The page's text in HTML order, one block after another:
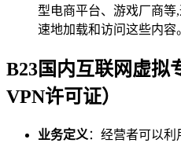
型电商平台、游戏厂商
速地加载和访问这些内容
B23国内互联网虚拟
VPN许可证）
业务定义 ：经营者可以